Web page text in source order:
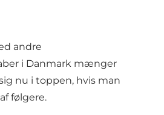
andre
i Danmark mænger
nu i toppen, hvis man
følgere.